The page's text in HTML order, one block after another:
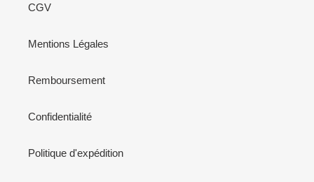
CGV
Mentions Légales
Remboursement
Confidentialité
Politique d'expédition